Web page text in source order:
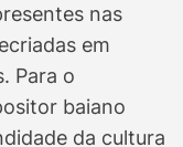
nas
em
Para o
baiano
da cultura